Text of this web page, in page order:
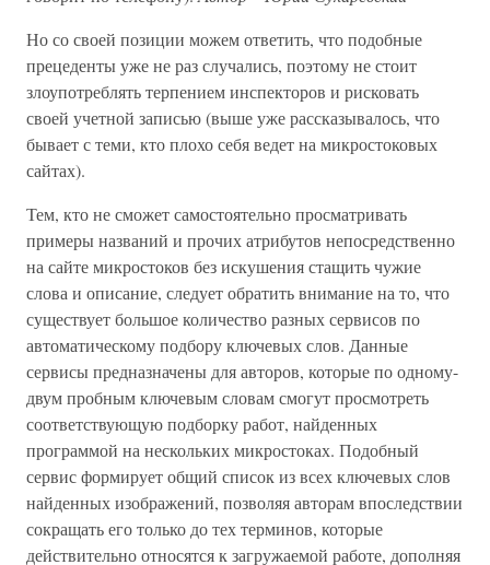
Но со своей позиции можем ответить, что подобные
прецеденты уже не раз случались, поэтому не стоит
злоупотреблять терпением инспекторов и рисковать
своей учетной записью (выше уже рассказывалось, что
бывает с теми, кто плохо себя ведет на микростоковых
сайтах).
Тем, кто не сможет самостоятельно просматривать
примеры названий и прочих атрибутов непосредственно
на сайте микростоков без искушения стащить чужие
слова и описание, следует обратить внимание на то, что
существует большое количество разных сервисов по
автоматическому подбору ключевых слов. Данные
сервисы предназначены для авторов, которые по одному-
двум пробным ключевым словам смогут просмотреть
соответствующую подборку работ, найденных
программой на нескольких микростоках. Подобный
сервис формирует общий список из всех ключевых слов
найденных изображений, позволяя авторам впоследствии
сокращать его только до тех терминов, которые
действительно относятся к загружаемой работе, дополняя